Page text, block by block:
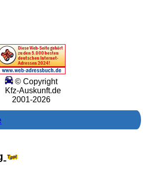
© Copyright
Kfz-Auskunft.de
2001-2026